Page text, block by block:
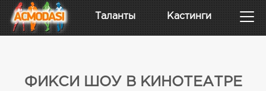
Таланты Кастинги
ФИКСИ ШОУ В КИНОТЕАТРЕ